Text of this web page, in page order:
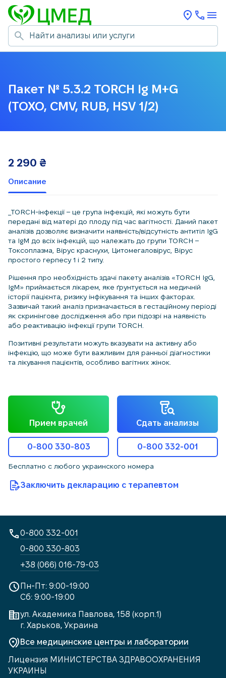
Пакет № 5.3.2 TORCH Ig M+G
(TOXO, CMV, RUB, HSV 1/2)
Описание
_TORCH-інфекції – це група інфекцій, які можуть бути
передані від матері до плоду під час вагітності. Даний пакет
аналізів дозволяє визначити наявність/відсутність антитіл IgG
та IgM до всіх інфекцій, що належать до групи TORCH –
Токсоплазма, Вірус краснухи, Цитомегаловірус, Вірус
простого герпесу 1 і 2 типу.
Рішення про необхідність здачі пакету аналізів «TORCH IgG,
IgM» приймається лікарем, яке ґрунтується на медичній
історії пацієнта, ризику інфікування та інших факторах.
Зазвичай такий аналіз призначається в гестаційному періоді
як скринінгове дослідження або при підозрі на наявність
або реактивацію інфекції групи TORCH.
Позитивні результати можуть вказувати на активну або
інфекцію, що може бути важливим для ранньої діагностики
та лікування пацієнтів, особливо вагітних жінок.
2 290 ₴
Прием врачей Сдать анализы
0-800 330-803 0-800 332-001
Бесплатно с любого украинского номера
Заключить декларацию с терапевтом
Пн-Пт: 9:00-19:00
Сб: 9:00-19:00
ул. Академика Павлова, 158 (корп.1)
г. Харьков, Украина
Все медицинские центры и лаборатории
Лицензия МИНИСТЕРСТВА ЗДРАВООХРАНЕНИЯ
УКРАИНЫ
0-800 332-001
0-800 330-803
+38 (066) 016-79-03